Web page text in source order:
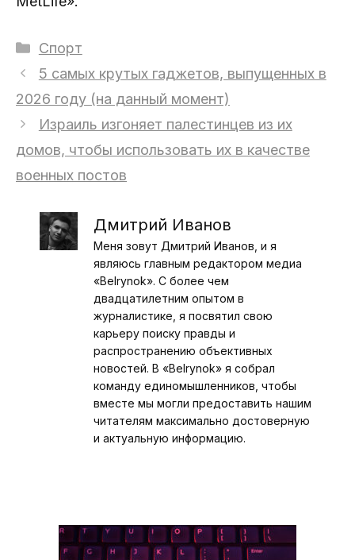
Рубрики
Спорт
5 самых крутых гаджетов, выпущенных в
2026 году (на данный момент)
Израиль изгоняет палестинцев из их
домов, чтобы использовать их в качестве
военных постов
Дмитрий Иванов
Меня зовут Дмитрий Иванов, и я
являюсь главным редактором медиа
«Belrynok». С более чем
двадцатилетним опытом в
журналистике, я посвятил свою
карьеру поиску правды и
распространению объективных
новостей. В «Belrynok» я собрал
команду единомышленников, чтобы
вместе мы могли предоставить нашим
читателям максимально достоверную
и актуальную информацию.